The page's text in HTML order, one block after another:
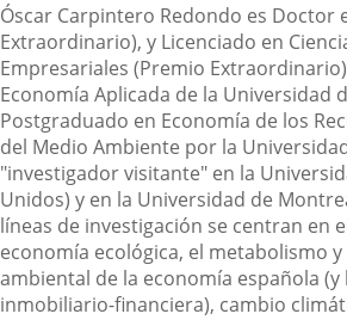
Óscar Carpintero Redondo es Doctor
Extraordinario), y Licenciado en
Empresariales (Premio
Economía Aplicada de la Universidad
Postgraduado en Economía de los
del Medio Ambiente por la
"investigador visitante" en la
Unidos) y en la Universidad de
líneas de investigación se centran en
economía ecológica, el metabolismo
ambiental de la economía española
inmobiliario-financiera), cambio